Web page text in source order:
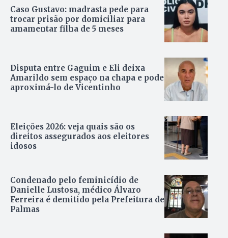
Caso Gustavo: madrasta pede para
trocar prisão por domiciliar para
amamentar filha de 5 meses
Disputa entre Gaguim e Eli deixa
Amarildo sem espaço na chapa e pode
aproximá-lo de Vicentinho
Eleições 2026: veja quais são os
direitos assegurados aos eleitores
idosos
Condenado pelo feminicídio de
Danielle Lustosa, médico Álvaro
Ferreira é demitido pela Prefeitura de
Palmas